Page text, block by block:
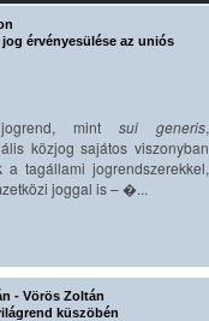
érvényesülése az uniós
mint sui generis,
közjog sajátos viszonyban
a tagállami jogrendszerekkel,
joggal is – �...
- Vörös Zoltán
küszöbén